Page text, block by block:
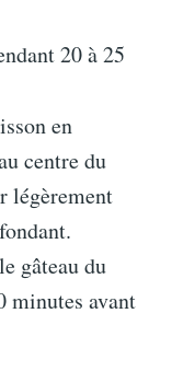
20 à 25
en
centre du
légèrement
gâteau du
minutes avant